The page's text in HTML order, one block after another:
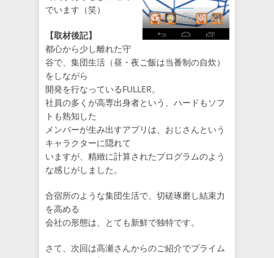
でいます（笑）
【取材後記】
都心から少し離れた守
谷で、集団生活（昼・夜ご飯は当番制の自炊）
をしながら
開発を行なっているFULLER。
社員の多くが高専出身者という、ハードもソフ
トも熟知した
メンバーが生み出すアプリは、おじさんという
キャラクターに隠れて
いますが、精緻に計算されたプログラムのよう
な感じがしました。
合宿所のような集団生活で、切磋琢磨し結束力
を高める
会社の形態は、とても新鮮で独特です。
さて、次回は高瀬さんからのご紹介でプライム